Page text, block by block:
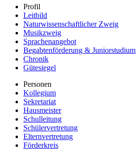
Profil
Leitbild
Naturwissenschaftlicher Zweig
Musikzweig
Sprachenangebot
Begabtenförderung & Juniorstudium
Chronik
Gütesiegel
Personen
Kollegium
Sekretariat
Hausmeister
Schulleitung
Schülervertretung
Elternvertretung
Förderkreis